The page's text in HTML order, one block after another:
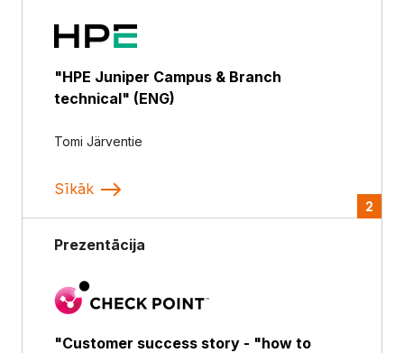
"HPE Juniper Campus & Branch
technical" (ENG)
Tomi Järventie
Sīkāk
2
Prezentācija
"Customer success story - "how to